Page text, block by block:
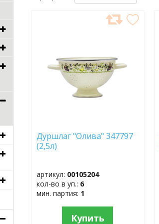
Дуршлаг "Олива" 347797
(2,5л)
артикул: 00105204
кол-во в уп.: 6
мин. партия: 1
Купить